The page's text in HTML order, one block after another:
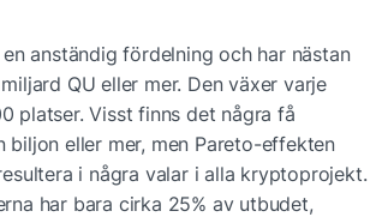
anständig fördelning och har nästan
QU eller mer. Den växer varje
platser. Visst finns det några få
biljon eller mer, men Pareto-effekten
i några valar i alla kryptoprojekt.
har bara cirka 25% av utbudet,